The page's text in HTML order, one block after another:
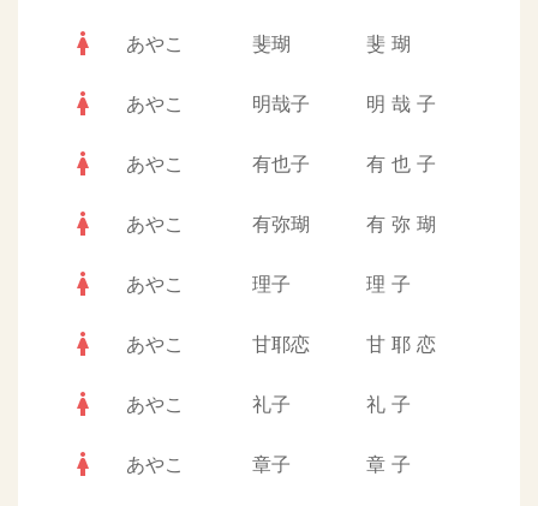
woman あやこ 斐瑚 斐 瑚
woman あやこ 明哉子 明 哉 子
woman あやこ 有也子 有 也 子
woman あやこ 有弥瑚 有 弥 瑚
woman あやこ 理子 理 子
woman あやこ 甘耶恋 甘 耶 恋
woman あやこ 礼子 礼 子
woman あやこ 章子 章 子